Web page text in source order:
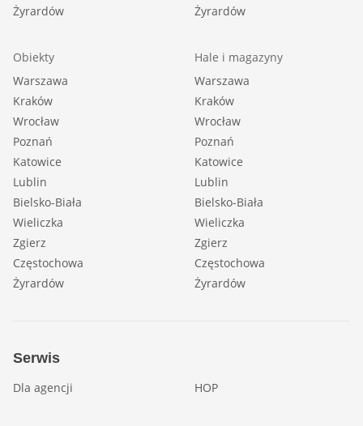
Żyrardów
Żyrardów
Obiekty
Warszawa
Kraków
Wrocław
Poznań
Katowice
Lublin
Bielsko-Biała
Wieliczka
Zgierz
Częstochowa
Żyrardów
Hale i magazyny
Warszawa
Kraków
Wrocław
Poznań
Katowice
Lublin
Bielsko-Biała
Wieliczka
Zgierz
Częstochowa
Żyrardów
Serwis
Dla agencji HOP